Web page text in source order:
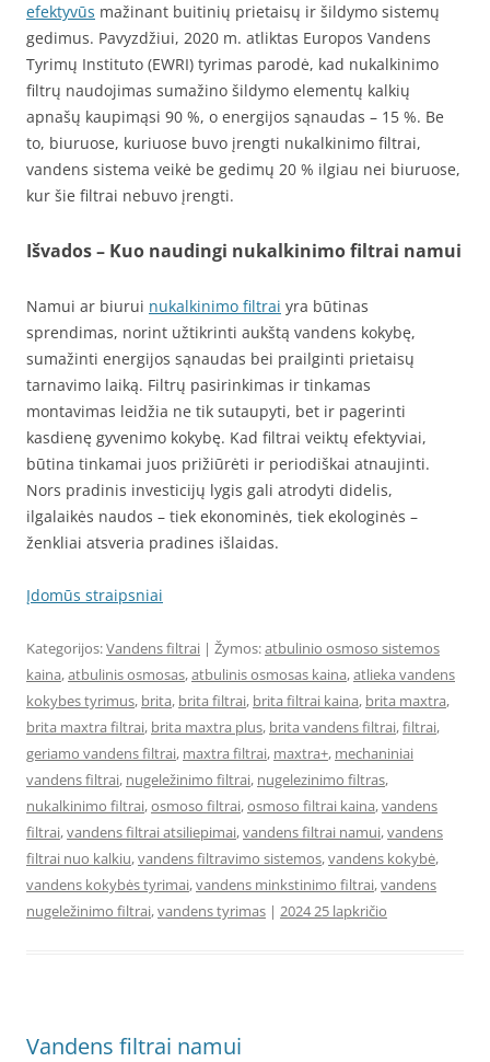
efektyvūs mažinant buitinių prietaisų ir šildymo sistemų
gedimus. Pavyzdžiui, 2020 m. atliktas Europos Vandens
Tyrimų Instituto (EWRI) tyrimas parodė, kad nukalkinimo
filtrų naudojimas sumažino šildymo elementų kalkių
apnašų kaupimąsi 90 %, o energijos sąnaudas – 15 %. Be
to, biuruose, kuriuose buvo įrengti nukalkinimo filtrai,
vandens sistema veikė be gedimų 20 % ilgiau nei biuruose,
kur šie filtrai nebuvo įrengti.
Išvados – Kuo naudingi nukalkinimo filtrai namui
Namui ar biurui nukalkinimo filtrai yra būtinas
sprendimas, norint užtikrinti aukštą vandens kokybę,
sumažinti energijos sąnaudas bei prailginti prietaisų
tarnavimo laiką. Filtrų pasirinkimas ir tinkamas
montavimas leidžia ne tik sutaupyti, bet ir pagerinti
kasdienę gyvenimo kokybę. Kad filtrai veiktų efektyviai,
būtina tinkamai juos prižiūrėti ir periodiškai atnaujinti.
Nors pradinis investicijų lygis gali atrodyti didelis,
ilgalaikės naudos – tiek ekonominės, tiek ekologinės –
ženkliai atsveria pradines išlaidas.
Įdomūs straipsniai
Kategorijos:Vandens filtrai | Žymos:atbulinio osmoso sistemos
kaina,atbulinis osmosas,atbulinis osmosas kaina,atlieka vandens
kokybes tyrimus, brita, brita filtrai, brita filtrai kaina, brita maxtra,
brita maxtra filtrai, brita maxtra plus, brita vandens filtrai,filtrai,
geriamo vandens filtrai, maxtra filtrai, maxtra+, mechaniniai
vandens filtrai, nugeležinimo filtrai, nugelezinimo filtras,
nukalkinimo filtrai,osmoso filtrai,osmoso filtrai kaina,vandens
filtrai,vandens filtrai atsiliepimai,vandens filtrai namui,vandens
filtrai nuo kalkiu,vandens filtravimo sistemos,vandens kokybė,
vandens kokybės tyrimai,vandens minkstinimo filtrai,vandens
nugeležinimo filtrai,vandens tyrimas | 2024 25 lapkričio
Vandens filtrai namui